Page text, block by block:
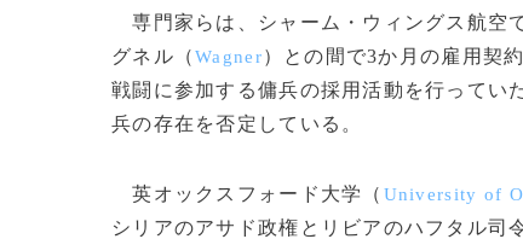
専門家らは、シャーム・ウィングス航空
グネル（Wagner）との間で3か月の雇用契
戦闘に参加する傭兵の採用活動を行ってい
兵の存在を否定している。
英オックスフォード大学（ University of
シリアのアサド政権とリビアのハフタル司